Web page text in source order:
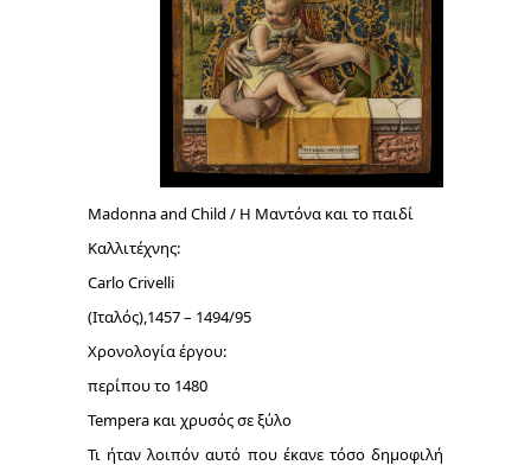
Madonna and Child / Η Μαντόνα και το παιδί
Καλλιτέχνης:
Carlo Crivelli
(Ιταλός),1457 – 1494/95
Χρονολογία έργου:
περίπου το 1480
Tempera και χρυσός σε ξύλο
Τι ήταν λοιπόν αυτό που έκανε τόσο δημοφιλή